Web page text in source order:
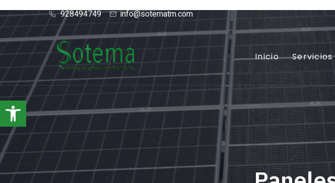
Abrir barra de herramientas
928494749 info@sotematm.com
Inicio Servicios